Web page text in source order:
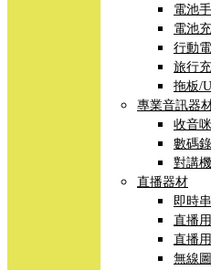
電池
電池
行動
旅行
拖板/
專業音訊器
收音咪
數碼
對講機
直播器材
即時
直播
直播
無線